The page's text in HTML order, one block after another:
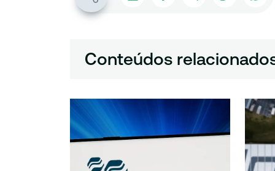
Conteúdos